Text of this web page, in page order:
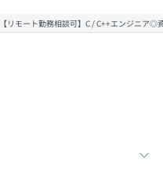
【リモート勤務相談可】C / C++エンジニア